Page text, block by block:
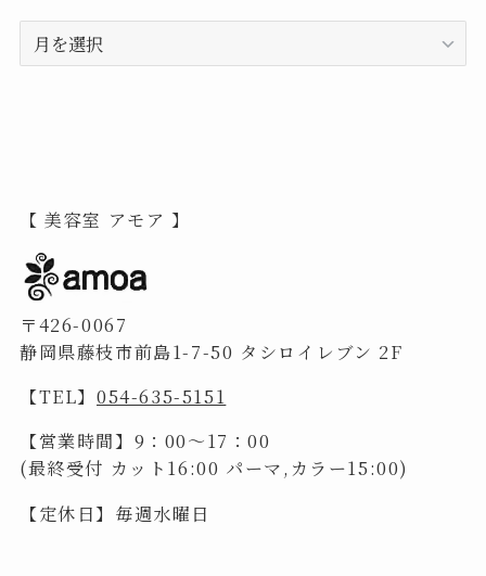
ア
ー
【 美容室 アモア 】
〒426-0067
静岡県藤枝市前島1-7-50 タシロイレブン 2F
【TEL】 054-635-5151
【営業時間】9：00～17：00
(最終受付 カット16:00 パーマ,カラー15:00)
【定休日】毎週水曜日